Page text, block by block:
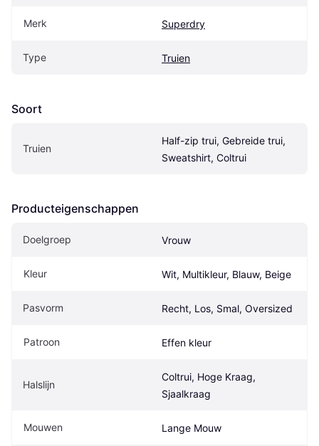
Merk Superdry
Type Truien
Soort
Truien
Half-zip trui, Gebreide trui,
Sweatshirt, Coltrui
Producteigenschappen
Doelgroep Vrouw
Kleur Wit, Multikleur, Blauw, Beige
Pasvorm Recht, Los, Smal, Oversized
Patroon Effen kleur
Halslijn
Coltrui, Hoge Kraag,
Sjaalkraag
Mouwen Lange Mouw